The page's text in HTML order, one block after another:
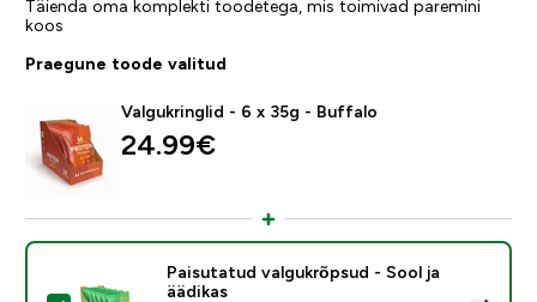
Täienda oma komplekti toodetega, mis toimivad paremini
koos
Praegune toode valitud
Valgukringlid - 6 x 35g - Buffalo
24.99€‎
Paisutatud valgukrõpsud - Sool ja
äädikas